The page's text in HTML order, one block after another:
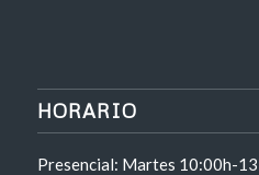
HORARIO
Presencial: Martes 10:00h-